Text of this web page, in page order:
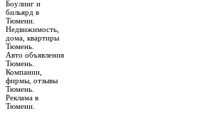
Боулинг и
бильярд в
Тюмени.
Недвижимость,
дома, квартиры
Тюмень.
Авто объявления
Тюмень.
Компании,
фирмы, отзывы
Тюмень.
Реклама в
Тюмени.